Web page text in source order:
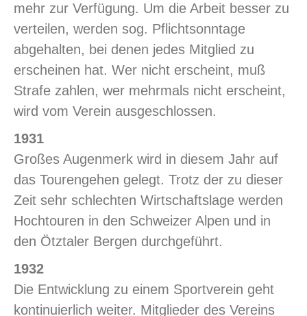
mehr zur Verfügung. Um die Arbeit besser zu
verteilen, werden sog. Pflichtsonntage
abgehalten, bei denen jedes Mitglied zu
erscheinen hat. Wer nicht erscheint, muß
Strafe zahlen, wer mehrmals nicht erscheint,
wird vom Verein ausgeschlossen.
1931
Großes Augenmerk wird in diesem Jahr auf
das Tourengehen gelegt. Trotz der zu dieser
Zeit sehr schlechten Wirtschaftslage werden
Hochtouren in den Schweizer Alpen und in
den Ötztaler Bergen durchgeführt.
1932
Die Entwicklung zu einem Sportverein geht
kontinuierlich weiter. Mitglieder des Vereins